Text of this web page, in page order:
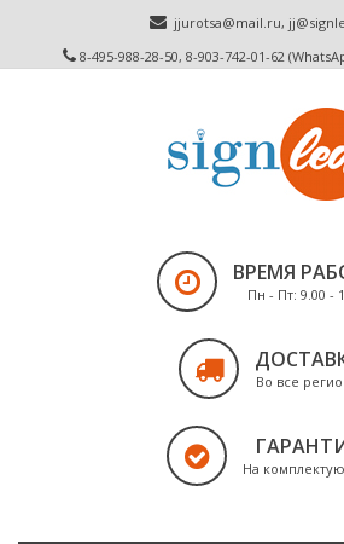
jjurotsa@mail.ru,
8-495-988-28-50, 8-903-742-01-62
ВРЕМЯ
Пн - Пт: 9.00 -
Во все
На